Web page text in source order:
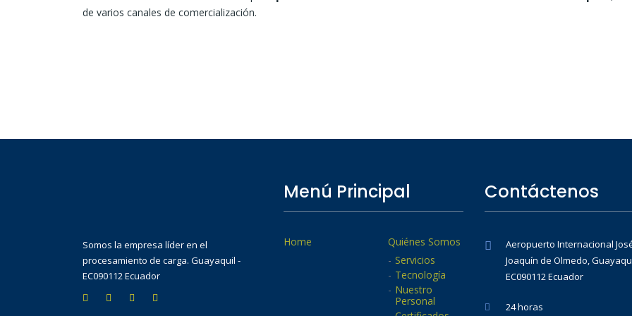
de varios canales de comercialización.
Somos la empresa líder en el
procesamiento de carga. Guayaquil -
EC090112 Ecuador
Menú Principal
Home
Quiénes Somos
Servicios
Tecnología
Nuestro
Personal
Contáctenos
Aeropuerto Internacional
Joaquín de Olmedo,
EC090112 Ecuador
24 horas